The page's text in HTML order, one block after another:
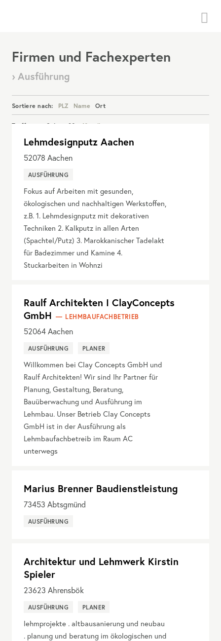
Firmen und Fachexperten
› Ausführung
Sortiere nach: PLZ Name Ort
Treffer pro Seite: 20 40 alle
Details anzeigen
Lehmdesignputz Aachen
52078 Aachen
AUSFÜHRUNG
Fokus auf Arbeiten mit gesunden,
ökologischen und nachhaltigen Werkstoffen,
z.B. 1. Lehmdesignputz mit dekorativen
Techniken 2. Kalkputz in allen Arten
(Spachtel/Putz) 3. Marokkanischer Tadelakt
für Badezimmer und Kamine 4.
Stuckarbeiten in Wohnzi
Raulf Architekten I ClayConcepts
GmbH
LEHMBAUFACHBETRIEB
52064 Aachen
AUSFÜHRUNG PLANER
Willkommen bei Clay Concepts GmbH und
Raulf Architekten! Wir sind Ihr Partner für
Planung, Gestaltung, Beratung,
Bauüberwachung und Ausführung im
Lehmbau. Unser Betrieb Clay Concepts
GmbH ist in der Ausführung als
Lehmbaufachbetreib im Raum AC
unterwegs
Marius Brenner Baudienstleistung
73453 Abtsgmünd
AUSFÜHRUNG
Architektur und Lehmwerk Kirstin
Spieler
23623 Ahrensbök
AUSFÜHRUNG PLANER
lehmprojekte . altbausanierung und neubau
. planung und beratung im ökologischen und